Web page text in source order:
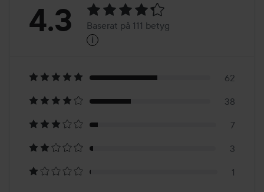
Betyg:
Baserat
på
111
betyg
4.3 Baserat på 111 betyg
i
62
38
7
3
1